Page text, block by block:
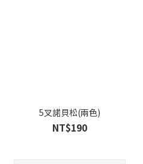
5叉諾貝松(兩色)
NT$190